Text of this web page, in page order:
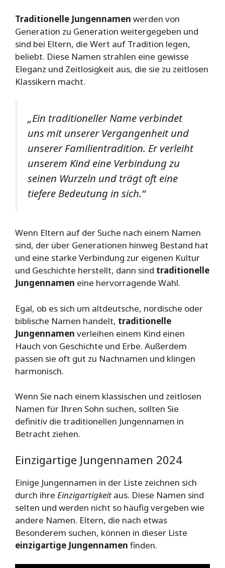
Traditionelle Jungennamen werden von
Generation zu Generation weitergegeben und
sind bei Eltern, die Wert auf Tradition legen,
beliebt. Diese Namen strahlen eine gewisse
Eleganz und Zeitlosigkeit aus, die sie zu zeitlosen
Klassikern macht.
„Ein traditioneller Name verbindet
uns mit unserer Vergangenheit und
unserer Familientradition. Er verleiht
unserem Kind eine Verbindung zu
seinen Wurzeln und trägt oft eine
tiefere Bedeutung in sich.“
Wenn Eltern auf der Suche nach einem Namen
sind, der über Generationen hinweg Bestand hat
und eine starke Verbindung zur eigenen Kultur
und Geschichte herstellt, dann sind traditionelle
Jungennamen eine hervorragende Wahl.
Egal, ob es sich um altdeutsche, nordische oder
biblische Namen handelt, traditionelle
Jungennamen verleihen einem Kind einen
Hauch von Geschichte und Erbe. Außerdem
passen sie oft gut zu Nachnamen und klingen
harmonisch.
Wenn Sie nach einem klassischen und zeitlosen
Namen für Ihren Sohn suchen, sollten Sie
definitiv die traditionellen Jungennamen in
Betracht ziehen.
Einzigartige Jungennamen 2024
Einige Jungennamen in der Liste zeichnen sich
durch ihre Einzigartigkeit aus. Diese Namen sind
selten und werden nicht so häufig vergeben wie
andere Namen. Eltern, die nach etwas
Besonderem suchen, können in dieser Liste
einzigartige Jungennamen finden.